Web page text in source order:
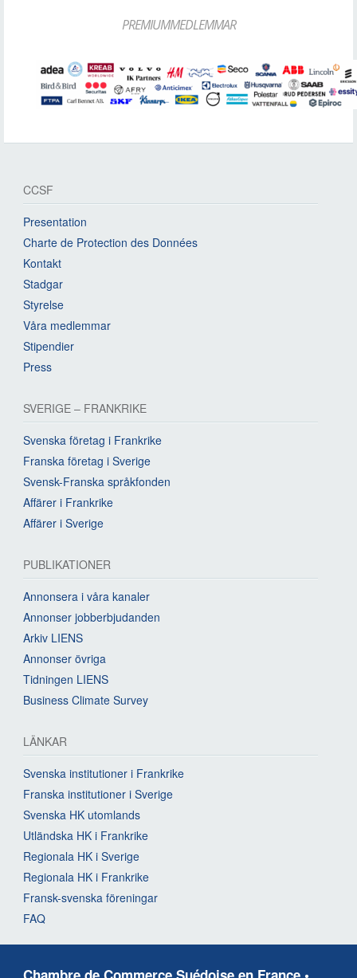
PREMIUMMEDLEMMAR
CCSF
Presentation
Charte de Protection des Données
Kontakt
Stadgar
Styrelse
Våra medlemmar
Stipendier
Press
SVERIGE – FRANKRIKE
Svenska företag i Frankrike
Franska företag i Sverige
Svensk-Franska språkfonden
Affärer i Frankrike
Affärer i Sverige
PUBLIKATIONER
Annonsera i våra kanaler
Annonser jobberbjudanden
Arkiv LIENS
Annonser övriga
Tidningen LIENS
Business Climate Survey
LÄNKAR
Svenska institutioner i Frankrike
Franska institutioner i Sverige
Svenska HK utomlands
Utländska HK i Frankrike
Regionala HK i Sverige
Regionala HK i Frankrike
Fransk-svenska föreningar
FAQ